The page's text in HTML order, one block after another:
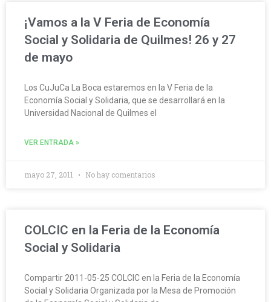
¡Vamos a la V Feria de Economía
Social y Solidaria de Quilmes! 26 y 27
de mayo
Los CuJuCa La Boca estaremos en la V Feria de la
Economía Social y Solidaria, que se desarrollará en la
Universidad Nacional de Quilmes el
VER ENTRADA »
mayo 27, 2011 No hay comentarios
COLCIC en la Feria de la Economía
Social y Solidaria
Compartir 2011-05-25 COLCIC en la Feria de la Economía
Social y Solidaria Organizada por la Mesa de Promoción